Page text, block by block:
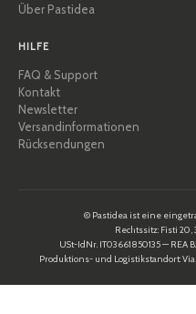
Über Pastidea
HILFE
FAQ & Support
Kontakt
Newsletter
Versandinformationen
Rücksendungen
© Pastidea ist eine
Rechtssitz: Fisti
USt-IdNr. IT03661850135 —
Produktions- und Logistikstandort: Via